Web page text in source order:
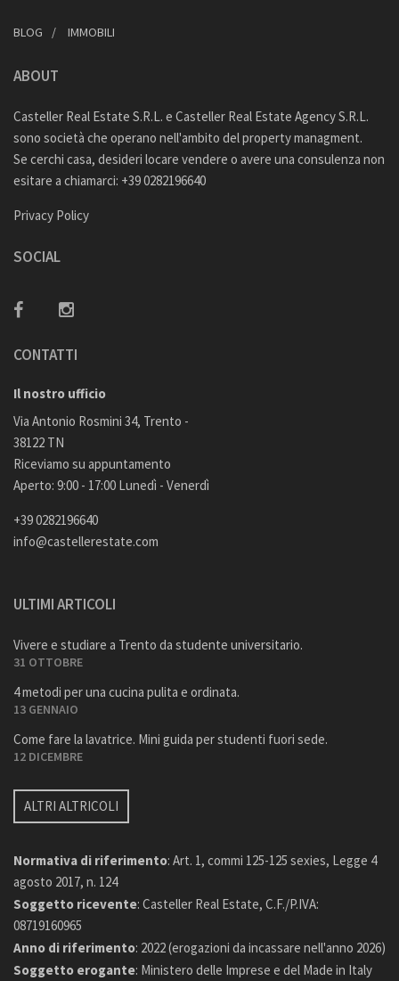
BLOG IMMOBILI
ABOUT
Casteller Real Estate S.R.L. e Casteller Real Estate Agency S.R.L.
sono società che operano nell'ambito del property managment.
Se cerchi casa, desideri locare vendere o avere una consulenza non
esitare a chiamarci: +39 0282196640
Privacy Policy
SOCIAL
CONTATTI
Il nostro ufficio
Via Antonio Rosmini 34, Trento -
38122 TN
Riceviamo su appuntamento
Aperto: 9:00 - 17:00 Lunedì - Venerdì
+39 0282196640
info@castellerestate.com
ULTIMI ARTICOLI
Vivere e studiare a Trento da studente universitario.
31 OTTOBRE
4 metodi per una cucina pulita e ordinata.
13 GENNAIO
Come fare la lavatrice. Mini guida per studenti fuori sede.
12 DICEMBRE
ALTRI ALTRICOLI
Normativa di riferimento: Art. 1, commi 125-125 sexies, Legge 4
agosto 2017, n. 124
Soggetto ricevente: Casteller Real Estate, C.F./P.IVA:
08719160965
Anno di riferimento: 2022 (erogazioni da incassare nell'anno 2026)
Soggetto erogante: Ministero delle Imprese e del Made in Italy